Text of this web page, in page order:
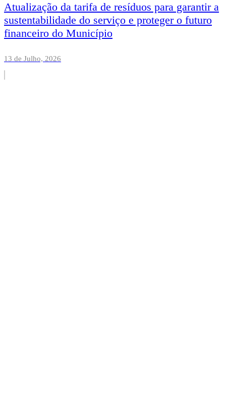
Atualização da tarifa de resíduos para garantir a
sustentabilidade do serviço e proteger o futuro
financeiro do Município
13 de Julho, 2026